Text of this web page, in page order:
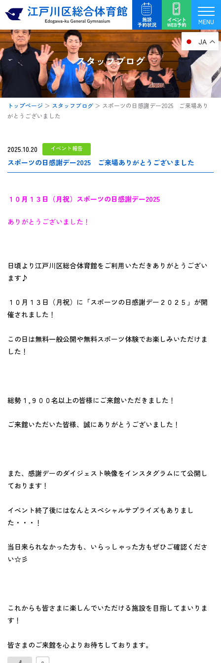
を
ス
キ
プ
MENU
スタッフブログ
トップページ ＞ スタッフブログ ＞ スポーツの日感謝デー2025 ご来場あり
がとうございました
2025.10.20 イベント報告
スポーツの日感謝デー2025 ご来場ありがとうございました
１０月１３日（月祝）スポーツの日感謝デー2025
ありがとうございました！
日頃より江戸川区総合体育館をご利用いただきありがとうござい
ます♪
１０月１３日（月祝）に「スポーツの日感謝デー２０２５」が開
催されました！
この日は無料一般公開や無料スポーツ体験でお楽しみいただけま
した！
総勢１,９００名以上の皆様にご来館いただきました！
ご来館いただいた皆様、誠にありがとうございました！
また、感謝デーのダイジェスト映像をインスタグラムにて公開し
ております！
イベント終了後にはなんとスペシャルサプライズもありまし
た・・・！
当日来られなかった方も、いらっしゃった方もぜひご確認くださ
い☆彡
これからも皆さまに楽しんでいただける施設を目指してまいりま
す！
皆さまのご来館を心よりお待ちしております。
JA